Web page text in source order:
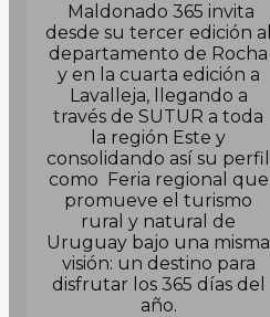
Maldonado 365 invita
desde su tercer edición al
departamento de Rocha
y en la cuarta edición a
Lavalleja, llegando a
través de SUTUR a toda
la región Este y
consolidando así su perfil
como Feria regional que
promueve el turismo
rural y natural de
Uruguay bajo una misma
visión: un destino para
disfrutar los 365 días del
año.